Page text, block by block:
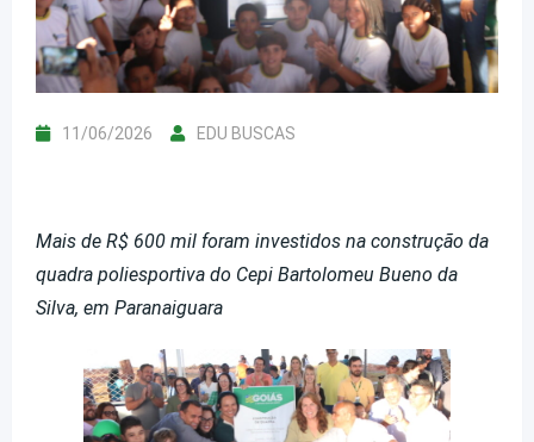
11/06/2026 EDU BUSCAS
Mais de R$ 600 mil foram investidos na construção da
quadra poliesportiva do Cepi Bartolomeu Bueno da
Silva, em Paranaiguara